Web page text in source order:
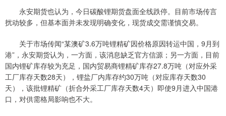
永安期货也认为，今日碳酸锂期货盘面全线跌停。目前市场传言
扰动较多，但基本面并未发现明确变化，现货成交需谨慎交易。
关于市场传闻“某澳矿3.6万吨锂精矿因价格原因转运中国，9月到
港”，永安期货认为，一方面，该消息缺乏官方信源；另一方面，目前
国内锂矿库存较为充足，国内贸易商锂精矿库存27.8万吨（对应外采
工厂库存天数28天），锂盐厂内库存约30万吨（对应库存天数30
天），该批锂精矿（折合外采工厂库存天数4天）即使9月进入中国港
口，对供需格局影响也不大。